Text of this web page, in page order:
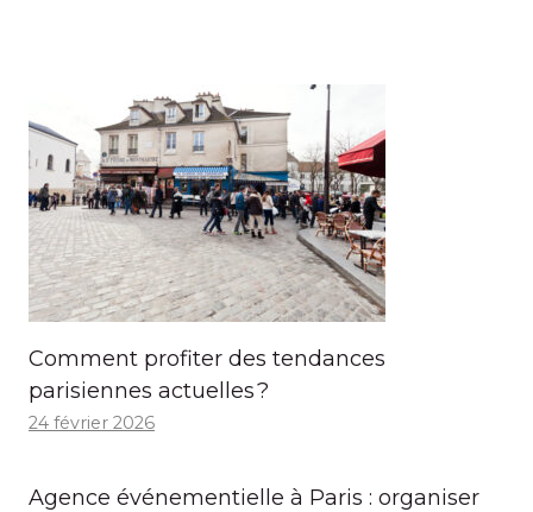
Comment profiter des tendances
parisiennes actuelles ?
24 février 2026
Agence événementielle à Paris : organiser